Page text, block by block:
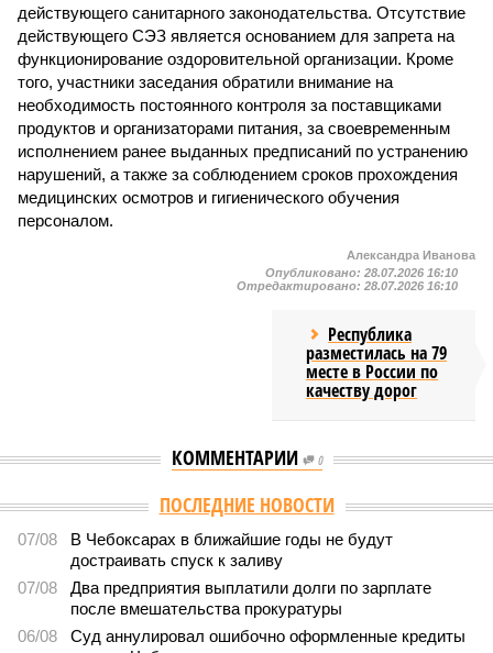
действующего санитарного законодательства. Отсутствие
действующего СЭЗ является основанием для запрета на
функционирование оздоровительной организации. Кроме
того, участники заседания обратили внимание на
необходимость постоянного контроля за поставщиками
продуктов и организаторами питания, за своевременным
исполнением ранее выданных предписаний по устранению
нарушений, а также за соблюдением сроков прохождения
медицинских осмотров и гигиенического обучения
персоналом.
Александра Иванова
Опубликовано: 28.07.2026 16:10
Отредактировано: 28.07.2026 16:10
Республика
разместилась на 79
месте в России по
качеству дорог
КОММЕНТАРИИ 0
Версия //Общество //
В регионе учреждены удостоверения мастеров
В регионе учреждены удостоверения мастеров спорта по
борьбе керешу
Заткнуть за пояс